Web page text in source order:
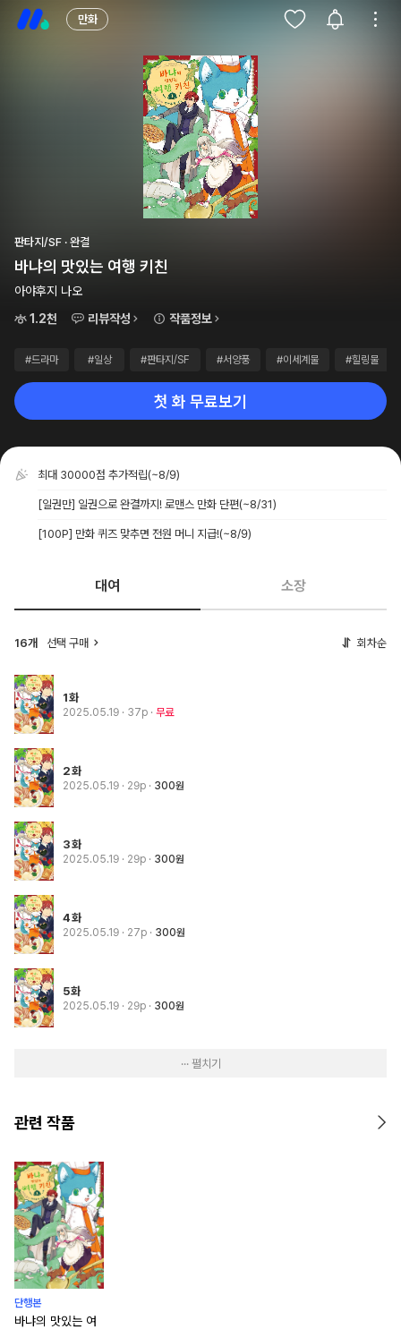
만화
판타지/SF · 완결
바냐의 맛있는 여행 키친
아야후지 나오
1.2천
리뷰작성 작품정보
#드라마 #일상 #판타지/SF #서양풍 #이세계물 #힐링물
첫 화 무료보기
최대 30000점 추가적립(~8/9)
[일권만] 일권으로 완결까지! 로맨스 만화 단편(~8/31)
[100P] 만화 퀴즈 맞추면 전원 머니 지급!(~8/9)
대여 소장
16개 선택 구매 회차순
1화
2025.05.19 · 37p 무료
2화
2025.05.19 · 29p 300원
3화
2025.05.19 · 29p 300원
4화
2025.05.19 · 27p 300원
5화
2025.05.19 · 29p 300원
··· 펼치기
관련 작품
단행본
바냐의 맛있는 여